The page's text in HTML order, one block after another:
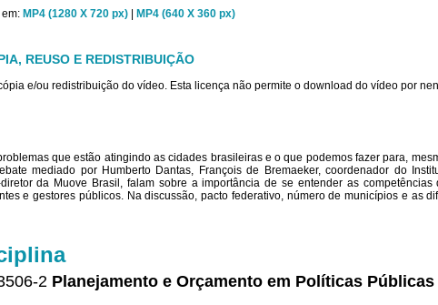
MP4 (1280 X 720 px) MP4 (640 X 360 px)
REUSO E REDISTRIBUIÇÃO
e/ou redistribuição do vídeo. Esta licença não permite o download do vídeo por
que estão atingindo as cidades brasileiras e o que podemos fazer para,
mediado por Humberto Dantas, François de Bremaeker, coordenador do
da Muove Brasil, falam sobre a importância de se entender as
e gestores públicos. Na discussão, pacto federativo, número de municípios e as
2 Planejamento e Orçamento em Políticas Públicas